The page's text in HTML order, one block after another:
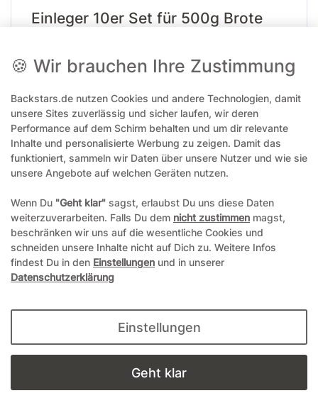
Einleger 10er Set für 500g Brote
Packungsinhalt 10 Stück
1-4 Werktage
4,00 €*
Details anzeigen
In den Warenkorb
🍪 Wir brauchen Ihre Zustimmung
Backstars.de nutzen Cookies und andere Technologien, damit
unsere Sites zuverlässig und sicher laufen, wir deren
Performance auf dem Schirm behalten und um dir relevante
Inhalte und personalisierte Werbung zu zeigen. Damit das
funktioniert, sammeln wir Daten über unsere Nutzer und wie sie
unsere Angebote auf welchen Geräten nutzen.
Wenn Du "Geht klar" sagst, erlaubst Du uns diese Daten
weiterzuverarbeiten. Falls Du dem nicht zustimmen magst,
beschränken wir uns auf die wesentliche Cookies und
schneiden unsere Inhalte nicht auf Dich zu. Weitere Infos
findest Du in den Einstellungen und in unserer
Datenschutzerklärung
Einstellungen
Geht klar